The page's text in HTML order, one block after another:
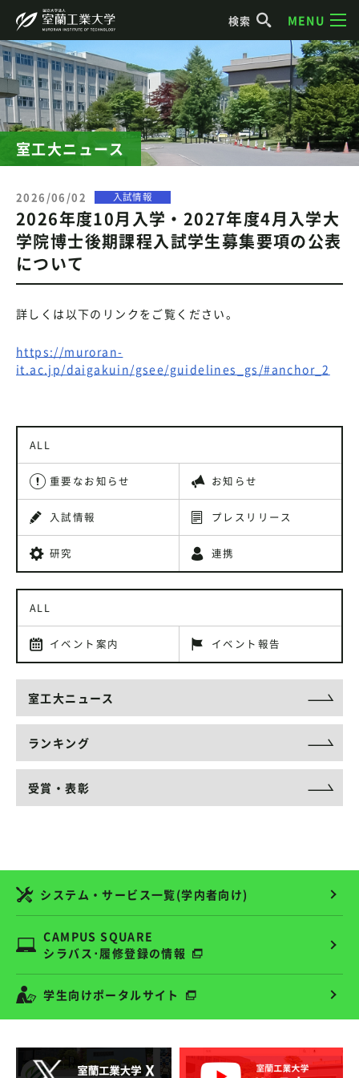
検索 MENU
室工大ニュース
2026/06/02 入試情報
2026年度10月入学・2027年度4月入学大
学院博士後期課程入試学生募集要項の公表
について
詳しくは以下のリンクをご覧ください。
https://muroran-
it.ac.jp/daigakuin/gsee/guidelines_gs/#anchor_2
ALL
重要なお知らせ お知らせ
入試情報 プレスリリース
研究 連携
ALL
イベント案内 イベント報告
室工大ニュース
ランキング
受賞・表彰
システム・サービス一覧(学内者向け)
CAMPUS SQUARE
シラバス･履修登録の情報
学生向けポータルサイト